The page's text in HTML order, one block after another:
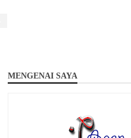
MENGENAI SAYA